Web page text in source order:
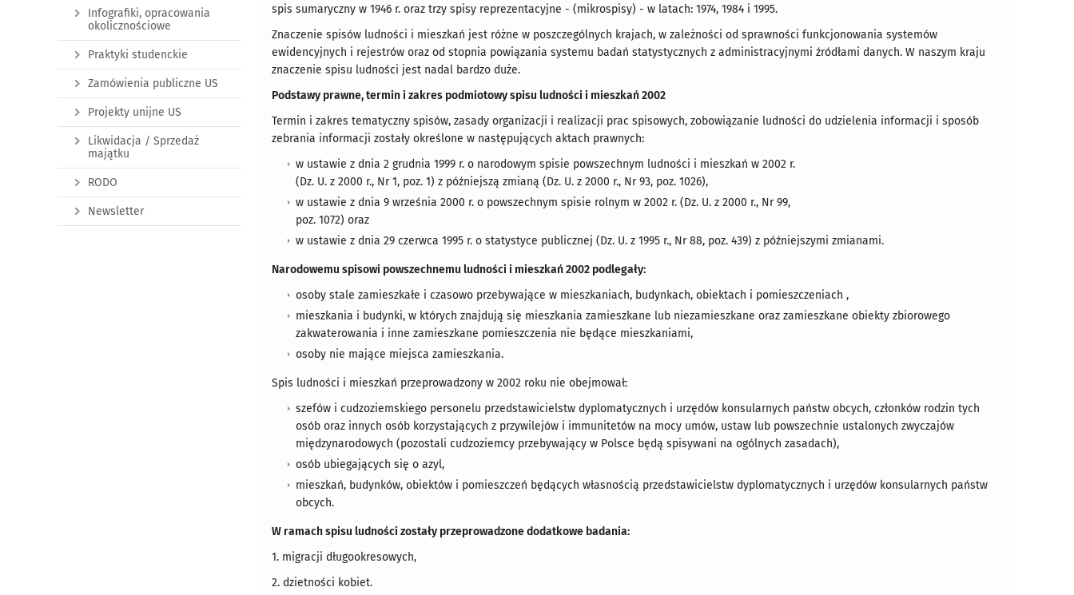
spis sumaryczny w 1946 r. oraz trzy spisy reprezentacyjne - (mikrospisy) - w latach: 1974, 1984 i 1995.
Znaczenie spisów ludności i mieszkań jest różne w poszczególnych krajach, w zależności od sprawności funkcjonowania systemów
ewidencyjnych i rejestrów oraz od stopnia powiązania systemu badań statystycznych z administracyjnymi źródłami danych. W naszym kraju
znaczenie spisu ludności jest nadal bardzo duże.
Podstawy prawne, termin i zakres podmiotowy spisu ludności i mieszkań 2002
Termin i zakres tematyczny spisów, zasady organizacji i realizacji prac spisowych, zobowiązanie ludności do udzielenia informacji i sposób
zebrania informacji zostały określone w następujących aktach prawnych:
w ustawie z dnia 2 grudnia 1999 r. o narodowym spisie powszechnym ludności i mieszkań w 2002 r.
(Dz. U. z 2000 r., Nr 1, poz. 1) z późniejszą zmianą (Dz. U. z 2000 r., Nr 93, poz. 1026),
w ustawie z dnia 9 września 2000 r. o powszechnym spisie rolnym w 2002 r. (Dz. U. z 2000 r., Nr 99,
poz. 1072) oraz
w ustawie z dnia 29 czerwca 1995 r. o statystyce publicznej (Dz. U. z 1995 r., Nr 88, poz. 439) z późniejszymi zmianami.
Narodowemu spisowi powszechnemu ludności i mieszkań 2002 podlegały:
osoby stale zamieszkałe i czasowo przebywające w mieszkaniach, budynkach, obiektach i pomieszczeniach ,
mieszkania i budynki, w których znajdują się mieszkania zamieszkane lub niezamieszkane oraz zamieszkane obiekty zbiorowego
zakwaterowania i inne zamieszkane pomieszczenia nie będące mieszkaniami,
osoby nie mające miejsca zamieszkania.
Spis ludności i mieszkań przeprowadzony w 2002 roku nie obejmował:
szefów i cudzoziemskiego personelu przedstawicielstw dyplomatycznych i urzędów konsularnych państw obcych, członków rodzin tych
osób oraz innych osób korzystających z przywilejów i immunitetów na mocy umów, ustaw lub powszechnie ustalonych zwyczajów
międzynarodowych (pozostali cudzoziemcy przebywający w Polsce będą spisywani na ogólnych zasadach),
osób ubiegających się o azyl,
mieszkań, budynków, obiektów i pomieszczeń będących własnością przedstawicielstw dyplomatycznych i urzędów konsularnych państw
obcych.
W ramach spisu ludności zostały przeprowadzone dodatkowe badania:
1. migracji długookresowych,
2. dzietności kobiet.
Infografiki, opracowania
okolicznościowe
Praktyki studenckie
Zamówienia publiczne US
Projekty unijne US
Likwidacja / Sprzedaż
majątku
RODO
Newsletter